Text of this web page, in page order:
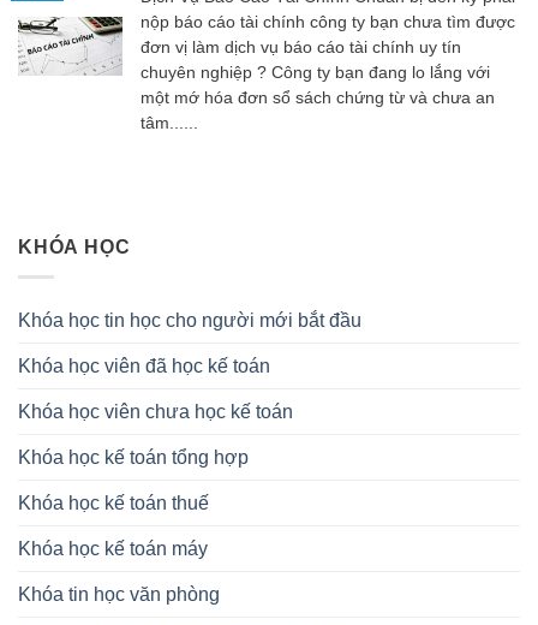
nộp báo cáo tài chính công ty bạn chưa tìm được
đơn vị làm dịch vụ báo cáo tài chính uy tín
chuyên nghiệp ? Công ty bạn đang lo lắng với
một mớ hóa đơn sổ sách chứng từ và chưa an
tâm......
KHÓA HỌC
Khóa học tin học cho người mới bắt đầu
Khóa học viên đã học kế toán
Khóa học viên chưa học kế toán
Khóa học kế toán tổng hợp
Khóa học kế toán thuế
Khóa học kế toán máy
Khóa tin học văn phòng